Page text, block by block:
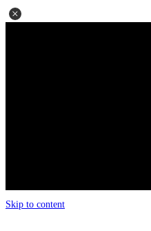
Skip to content